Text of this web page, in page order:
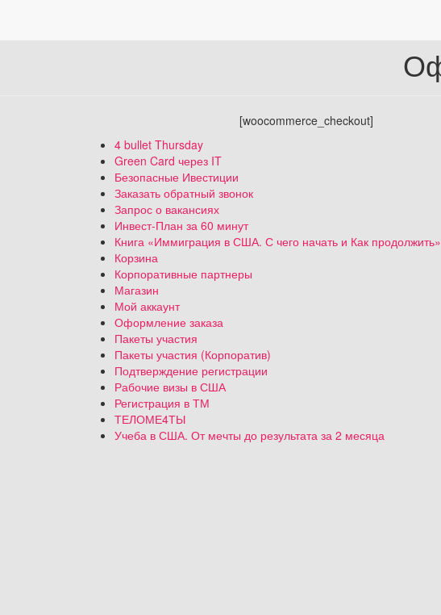
[woocommerce_checkout]
4 bullet Thursday
Green Card через IT
Безопасные Ивестиции
Заказать обратный звонок
Запрос о вакансиях
Инвест-План за 60 минут
Книга «Иммиграция в США. С чего начать и Как продолжить»
Корзина
Корпоративные партнеры
Магазин
Мой аккаунт
Оформление заказа
Пакеты участия
Пакеты участия (Корпоратив)
Подтверждение регистрации
Рабочие визы в США
Регистрация в ТМ
ТЕЛОМЕ4ТЫ
Учеба в США. От мечты до результата за 2 месяца